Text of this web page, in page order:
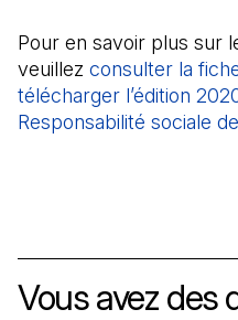
Pour en savoir plus sur
veuillez consulter la
télécharger l’édition
Responsabilité sociale
Vous avez des